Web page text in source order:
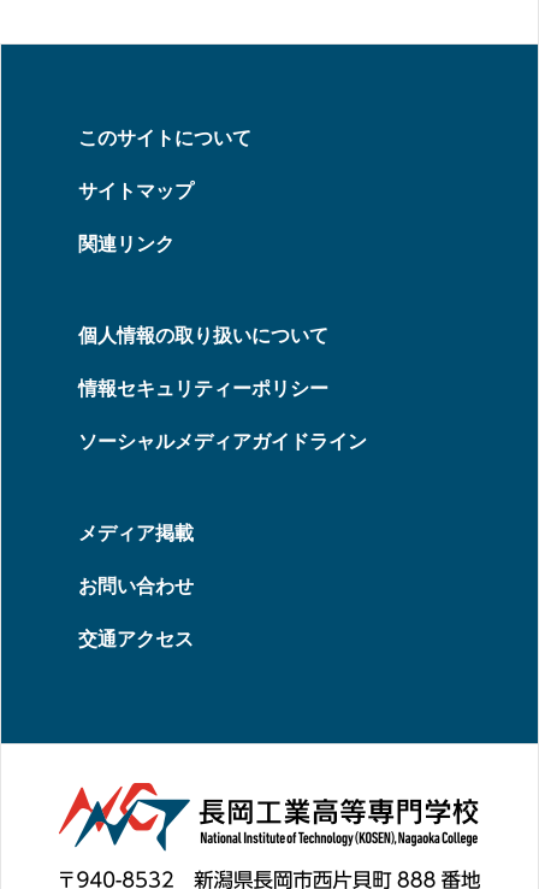
このサイトについて
サイトマップ
関連リンク
個人情報の取り扱いについて
情報セキュリティーポリシー
ソーシャルメディアガイドライン
メディア掲載
お問い合わせ
交通アクセス